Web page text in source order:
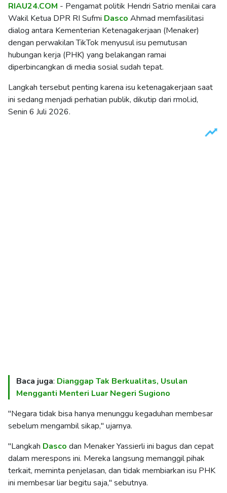
RIAU24.COM - Pengamat politik Hendri Satrio menilai cara
Wakil Ketua DPR RI Sufmi Dasco Ahmad memfasilitasi
dialog antara Kementerian Ketenagakerjaan (Menaker)
dengan perwakilan TikTok menyusul isu pemutusan
hubungan kerja (PHK) yang belakangan ramai
diperbincangkan di media sosial sudah tepat.
Langkah tersebut penting karena isu ketenagakerjaan saat
ini sedang menjadi perhatian publik, dikutip dari rmol.id,
Senin 6 Juli 2026.
Baca juga: Dianggap Tak Berkualitas, Usulan
Mengganti Menteri Luar Negeri Sugiono
"Negara tidak bisa hanya menunggu kegaduhan membesar
sebelum mengambil sikap," ujarnya.
"Langkah Dasco dan Menaker Yassierli ini bagus dan cepat
dalam merespons ini. Mereka langsung memanggil pihak
terkait, meminta penjelasan, dan tidak membiarkan isu PHK
ini membesar liar begitu saja," sebutnya.